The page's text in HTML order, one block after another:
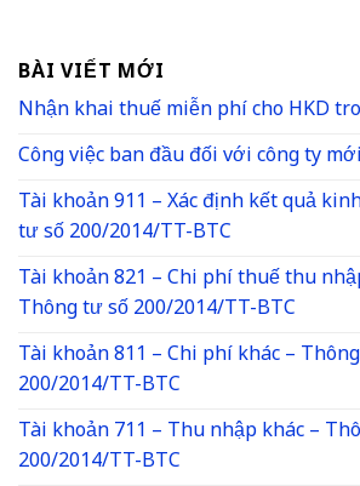
BÀI VIẾT MỚI
Nhận khai thuế miễn phí cho HKD
Công việc ban đầu đối với công ty
Tài khoản 911 – Xác định kết quả
tư số 200/2014/TT-BTC
Tài khoản 821 – Chi phí thuế thu
Thông tư số 200/2014/TT-BTC
Tài khoản 811 – Chi phí khác –
200/2014/TT-BTC
Tài khoản 711 – Thu nhập khác –
200/2014/TT-BTC